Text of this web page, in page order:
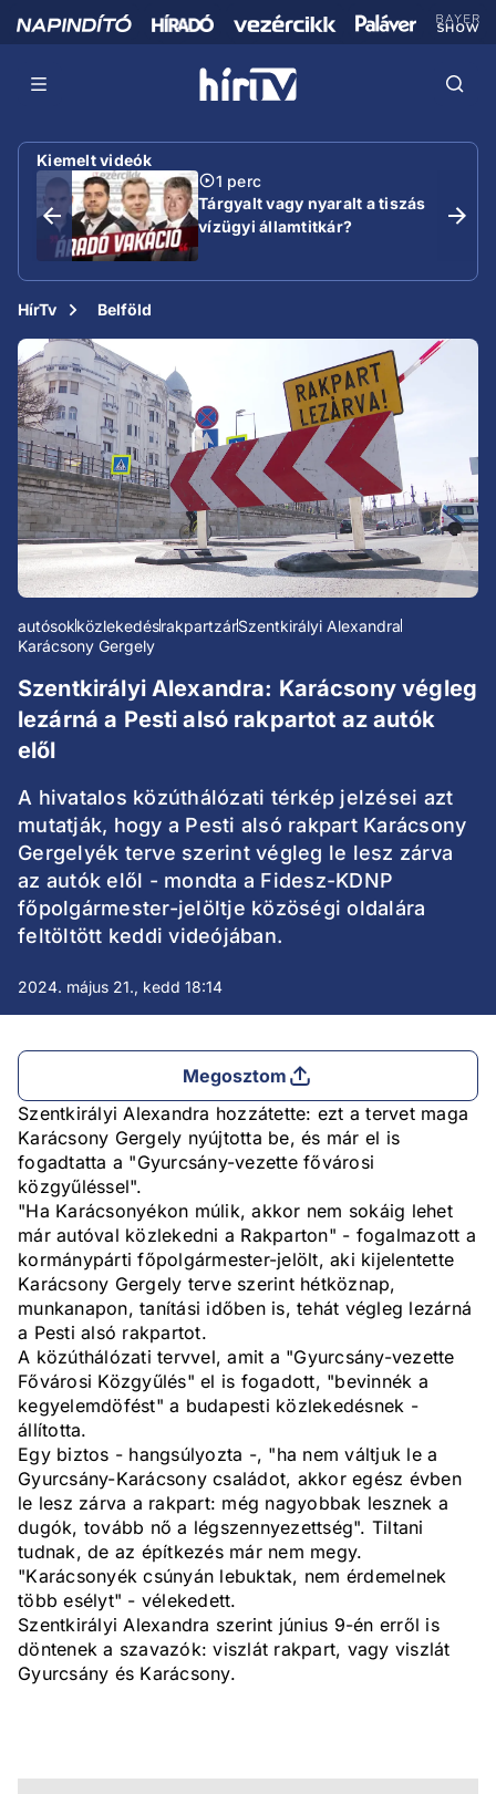
Kiemelt videók
1 perc
Tárgyalt vagy nyaralt a tiszás
vízügyi államtitkár?
HírTv Belföld
autósokközlekedésrakpartzárSzentkirályi Alexandra
Karácsony Gergely
Szentkirályi Alexandra: Karácsony végleg
lezárná a Pesti alsó rakpartot az autók
elől
A hivatalos közúthálózati térkép jelzései azt
mutatják, hogy a Pesti alsó rakpart Karácsony
Gergelyék terve szerint végleg le lesz zárva
az autók elől - mondta a Fidesz-KDNP
főpolgármester-jelöltje közöségi oldalára
feltöltött keddi videójában.
2024. május 21., kedd 18:14
Megosztom
Szentkirályi Alexandra hozzátette: ezt a tervet maga
Karácsony Gergely nyújtotta be, és már el is
fogadtatta a "Gyurcsány-vezette fővárosi
közgyűléssel".
"Ha Karácsonyékon múlik, akkor nem sokáig lehet
már autóval közlekedni a Rakparton" - fogalmazott a
kormánypárti főpolgármester-jelölt, aki kijelentette
Karácsony Gergely terve szerint hétköznap,
munkanapon, tanítási időben is, tehát végleg lezárná
a Pesti alsó rakpartot.
A közúthálózati tervvel, amit a "Gyurcsány-vezette
Fővárosi Közgyűlés" el is fogadott, "bevinnék a
kegyelemdöfést" a budapesti közlekedésnek -
állította.
Egy biztos - hangsúlyozta -, "ha nem váltjuk le a
Gyurcsány-Karácsony családot, akkor egész évben
le lesz zárva a rakpart: még nagyobbak lesznek a
dugók, tovább nő a légszennyezettség". Tiltani
tudnak, de az építkezés már nem megy.
"Karácsonyék csúnyán lebuktak, nem érdemelnek
több esélyt" - vélekedett.
Szentkirályi Alexandra szerint június 9-én erről is
döntenek a szavazók: viszlát rakpart, vagy viszlát
Gyurcsány és Karácsony.